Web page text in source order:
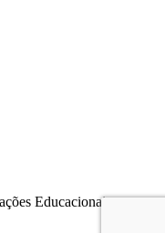
Educacionais